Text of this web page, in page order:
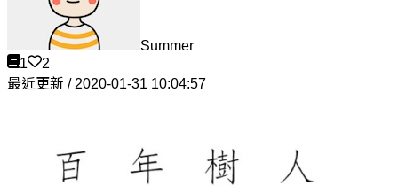
Summer
1
2
最近更新 / 2020-01-31 10:04:57